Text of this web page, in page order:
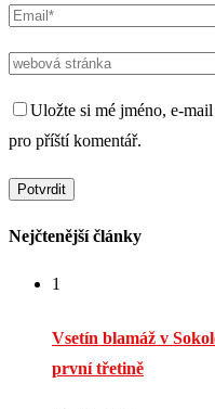
Uložte si mé jméno, e-
pro příští komentář.
Nejčtenější články
1
Vsetín blamáž v
první třetině